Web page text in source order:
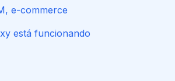
e-commerce
está funcionando